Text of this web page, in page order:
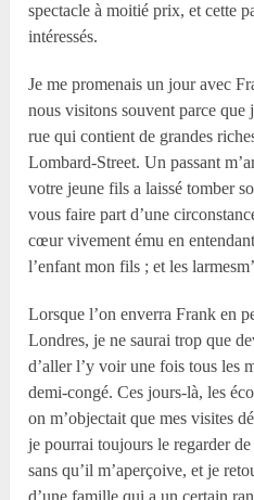
spectacle à moitié prix, et cette
intéressés.
Je me promenais un jour avec
nous visitons souvent parce que
rue qui contient de grandes
Lombard-Street. Un passant
votre jeune fils a laissé tomber
vous faire part d’une
cœur vivement ému en
l’enfant mon fils ; et les
Lorsque l’on enverra Frank en
Londres, je ne saurai trop que
d’aller l’y voir une fois tous les
demi-congé. Ces jours-là, les
on m’objectait que mes visites
je pourrai toujours le regarder
sans qu’il m’aperçoive, et je